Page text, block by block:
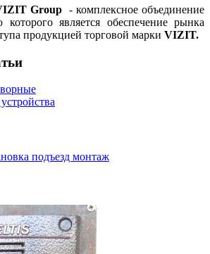
Group - комплексное объединение
является обеспечение рынка
продукцией торговой марки VIZIT.
подъезд монтаж